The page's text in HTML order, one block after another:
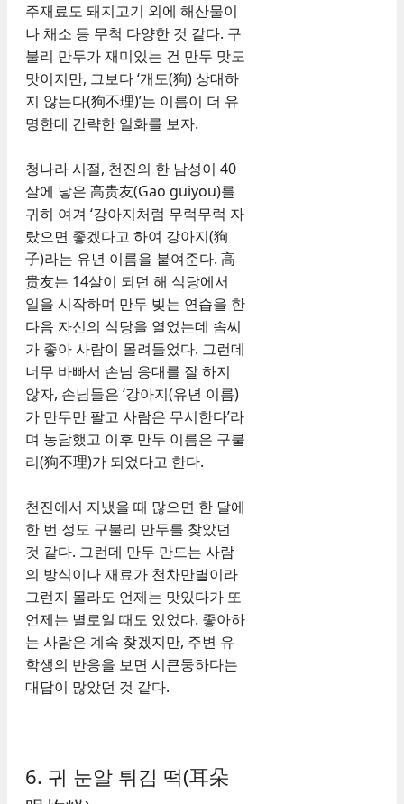
주재료도 돼지고기 외에 해산물이
나 채소 등 무척 다양한 것 같다. 구
불리 만두가 재미있는 건 만두 맛도
맛이지만, 그보다 ‘개도(狗) 상대하
지 않는다(狗不理)’는 이름이 더 유
명한데 간략한 일화를 보자.
청나라 시절, 천진의 한 남성이 40
살에 낳은 高贵友(Gao guiyou)를
귀히 여겨 ‘강아지처럼 무럭무럭 자
랐으면 좋겠다고 하여 강아지(狗
子)라는 유년 이름을 붙여준다. 高
贵友는 14살이 되던 해 식당에서
일을 시작하며 만두 빚는 연습을 한
다음 자신의 식당을 열었는데 솜씨
가 좋아 사람이 몰려들었다. 그런데
너무 바빠서 손님 응대를 잘 하지
않자, 손님들은 ‘강아지(유년 이름)
가 만두만 팔고 사람은 무시한다’라
며 농담했고 이후 만두 이름은 구불
리(狗不理)가 되었다고 한다.
천진에서 지냈을 때 많으면 한 달에
한 번 정도 구불리 만두를 찾았던
것 같다. 그런데 만두 만드는 사람
의 방식이나 재료가 천차만별이라
그런지 몰라도 언제는 맛있다가 또
언제는 별로일 때도 있었다. 좋아하
는 사람은 계속 찾겠지만, 주변 유
학생의 반응을 보면 시큰둥하다는
대답이 많았던 것 같다.
6. 귀 눈알 튀김 떡(耳朵